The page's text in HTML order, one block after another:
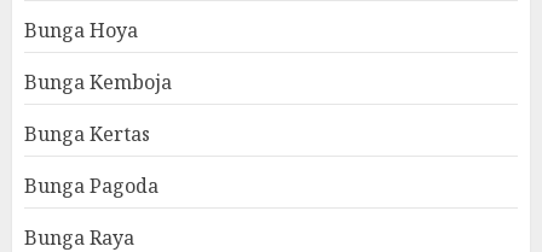
Bunga Hoya
Bunga Kemboja
Bunga Kertas
Bunga Pagoda
Bunga Raya